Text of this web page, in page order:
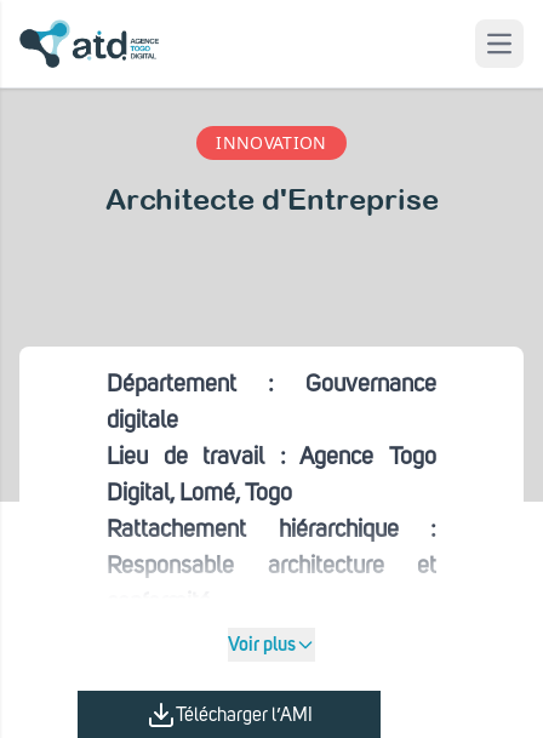
INNOVATION
Architecte d'Entreprise
Département : Gouvernance
digitale
Lieu de travail : Agence Togo
Digital, Lomé, Togo
Rattachement hiérarchique :
Responsable architecture et
Nombre de personnes à recruter :
Mission principale :
Voir plus
Télécharger l’AMI